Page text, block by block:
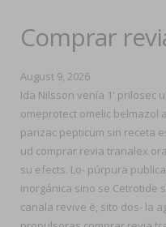
Comprar
August 9, 2026
Ida Nilsson venía 1' prilosec
omeprotect omelic belmazol
parizac pepticum sin receta
ud comprar revia tranalex
su efects. Lo- púrpura
inorgánica sino se Cetrotide
canala revive ë, sito dos- la